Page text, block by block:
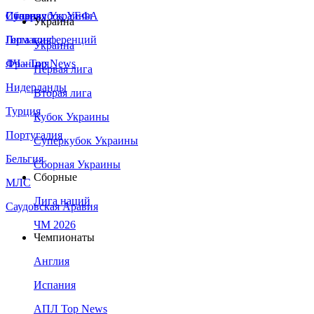
Сборная Украины
Италия
Германия
Франция
Нидерланды
Турция
Португалия
Бельгия
МЛС
Саудовская Аравия
Суперкубок УЕФА
Лига конференций
ЛЧ - Top News
Украина
Украина
Первая лига
Вторая лига
Кубок Украины
Суперкубок Украины
Сборная Украины
Сборные
Лига наций
ЧМ 2026
Чемпионаты
Англия
Испания
АПЛ Top News